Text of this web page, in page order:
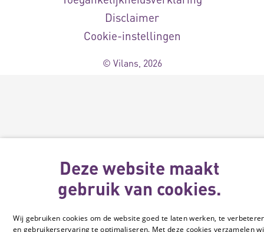
Disclaimer
Cookie-instellingen
© Vilans, 2026
Deze website maakt
gebruik van cookies.
Wij gebruiken cookies om de website goed te laten werken, te
en gebruikerservaring te optimaliseren. Met deze cookies verzamelen